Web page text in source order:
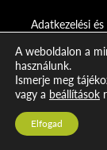
Adatkezelési és
nyilatkozat
Impresszum
Kapcsolat
A weboldalon a
használunk.
Ismerje meg
vagy a beállítások
Elfogad